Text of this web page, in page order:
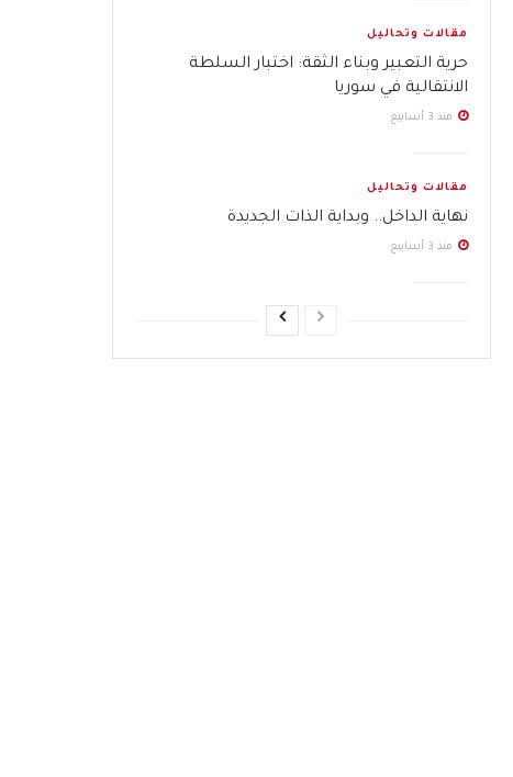
مقالات وتحاليل
حرية التعبير وبناء الثقة: اختبار السلطة
الانتقالية في سوريا
منذ 3 أسابيع
مقالات وتحاليل
نهاية الداخل.. وبداية الذات الجديدة
منذ 3 أسابيع